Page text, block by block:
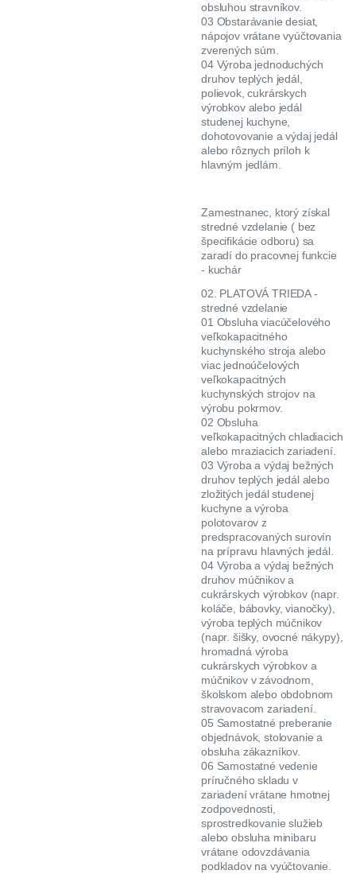
obsluhou stravníkov.
03 Obstarávanie desiat,
nápojov vrátane vyúčtovania
zverených súm.
04 Výroba jednoduchých
druhov teplých jedál,
polievok, cukrárskych
výrobkov alebo jedál
studenej kuchyne,
dohotovovanie a výdaj jedál
alebo rôznych príloh k
hlavným jedlám.
Zamestnanec, ktorý získal
stredné vzdelanie ( bez
špecifikácie odboru) sa
zaradí do pracovnej funkcie
- kuchár
02. PLATOVÁ TRIEDA -
stredné vzdelanie
01 Obsluha viacúčelového
veľkokapacitného
kuchynského stroja alebo
viac jednoúčelových
veľkokapacitných
kuchynských strojov na
výrobu pokrmov.
02 Obsluha
veľkokapacitných chladiacich
alebo mraziacich zariadení.
03 Výroba a výdaj bežných
druhov teplých jedál alebo
zložitých jedál studenej
kuchyne a výroba
polotovarov z
predspracovaných surovín
na prípravu hlavných jedál.
04 Výroba a výdaj bežných
druhov múčnikov a
cukrárskych výrobkov (napr.
koláče, bábovky, vianočky),
výroba teplých múčnikov
(napr. šišky, ovocné nákypy),
hromadná výroba
cukrárskych výrobkov a
múčnikov v závodnom,
školskom alebo obdobnom
stravovacom zariadení.
05 Samostatné preberanie
objednávok, stolovanie a
obsluha zákazníkov.
06 Samostatné vedenie
príručného skladu v
zariadení vrátane hmotnej
zodpovednosti,
sprostredkovanie služieb
alebo obsluha minibaru
vrátane odovzdávania
podkladov na vyúčtovanie.